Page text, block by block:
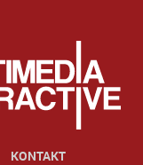
KONTAKT